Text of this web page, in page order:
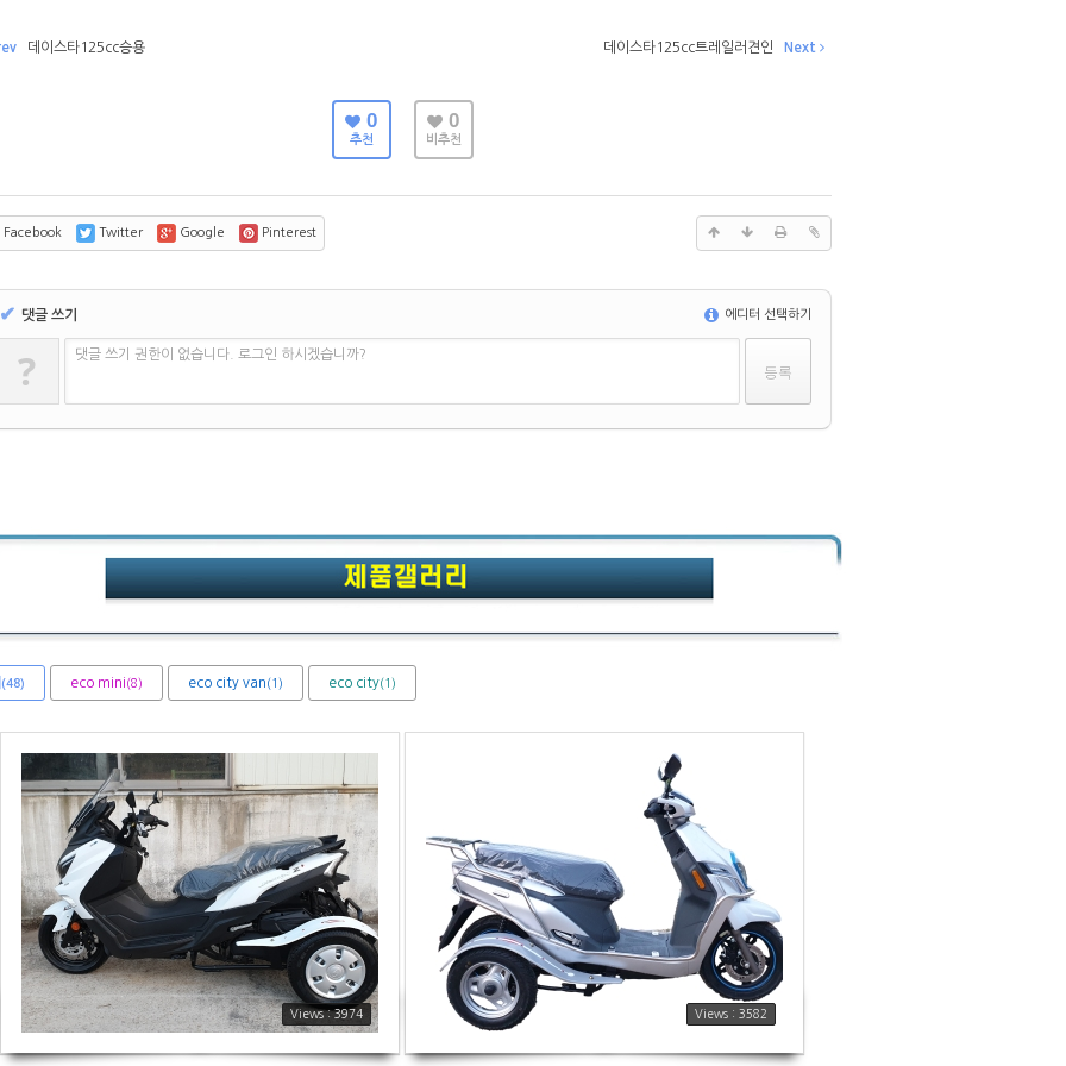
데이스타125cc승용 데이스타125cc트레일러견인 Next
0
추천
0
비추천
Facebook Twitter Google Pinterest
✔ 댓글 쓰기 에디터 선택하기
? 댓글 쓰기 권한이 없습니다. 로그인 하시겠습니까?
(48) eco mini (8) eco city van (1) eco city(1)
Views : 3974
3974
Views : 3582